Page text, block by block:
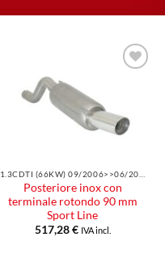
desideri
Posteriore inox con
terminale rotondo 90 mm
Sport Line
517,28€ IVA incl.